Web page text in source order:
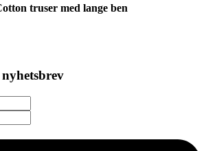
truser med lange ben